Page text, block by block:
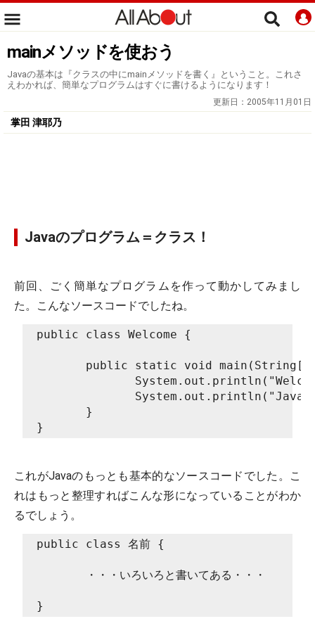
mainメソッドを使おう
Javaの基本は『クラスの中にmainメソッドを書く』ということ。これさ
えわかれば、簡単なプログラムはすぐに書けるようになります！
更新日： 2005年11月01日
掌田 津耶乃
Javaのプログラム＝クラス！
前回、ごく簡単なプログラムを作って動かしてみまし
た。こんなソースコードでしたね。
public class Welcome {
public static void main(String[]
System.out.println("Welcome
System.out.println("Javaの世界
}
}
これがJavaのもっとも基本的なソースコードでした。こ
れはもっと整理すればこんな形になっていることがわか
るでしょう。
public class 名前 {
・・・いろいろと書いてある・・・
}